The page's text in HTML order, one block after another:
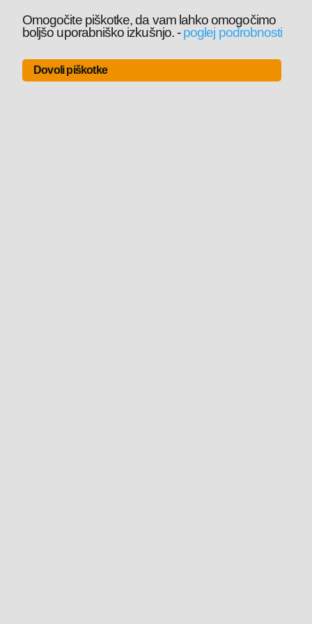
Omogočite piškotke, da vam lahko omogočimo
boljšo uporabniško izkušnjo.-poglej podrobnosti
Dovoli piškotke